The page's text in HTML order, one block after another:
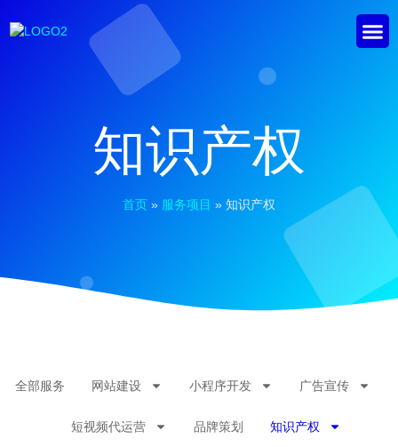
知识产权
首页 » 服务项目 » 知识产权
全部服务 网站建设 小程序开发 广告宣传
短视频代运营 品牌策划 知识产权